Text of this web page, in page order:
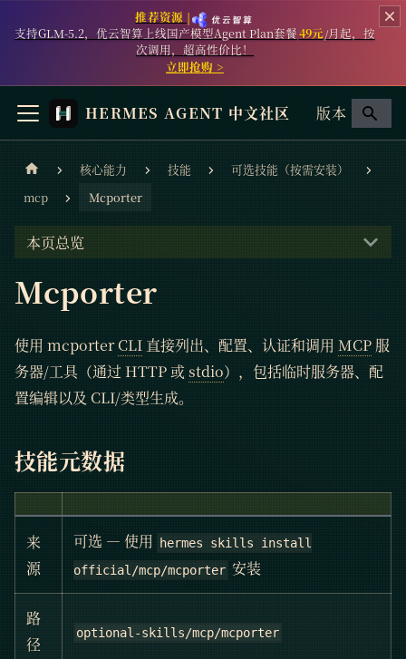
推荐资源 |
支持GLM-5.2，优云智算上线国产模型Agent Plan套餐49元/月起，按
次调用，超高性价比！
立即抢购 >
HERMES AGENT 中文社区 版本
核心能力 技能
可选技能（按需安装）
mcp
Mcporter
本页总览
Mcporter
使用 mcporterCLI 直接列出、配置、认证和调用 MCP 服
务器/工具（通过 HTTP 或 stdio），包括临时服务器、配
置编辑以及 CLI/类型生成。
技能元数据
来
源
可选 — 使用
hermes skills install
official/mcp/mcporter 安装
路
径
optional-skills/mcp/mcporter